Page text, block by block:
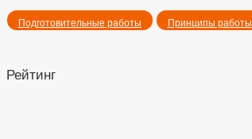
Подготовительные работы Принципы работы
Рейтинг